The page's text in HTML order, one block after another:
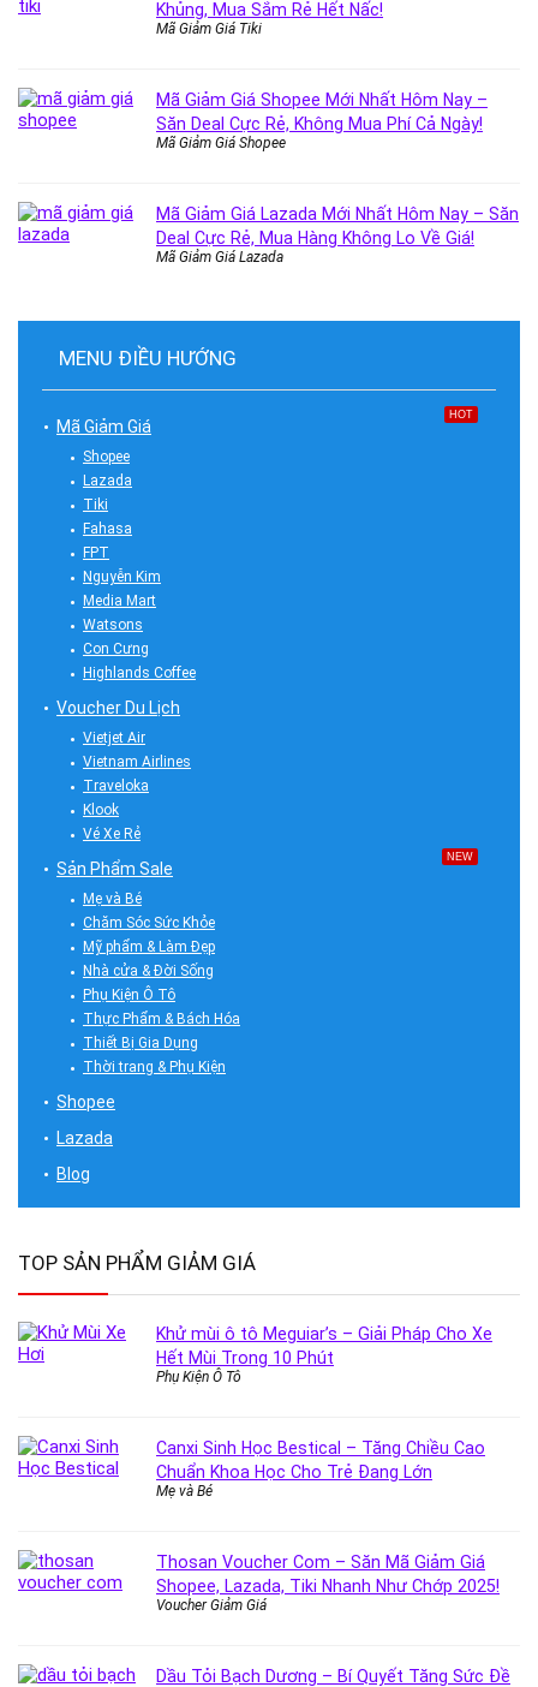
Khủng, Mua Sắm Rẻ Hết Nấc!
Mã Giảm Giá Tiki
Mã Giảm Giá Shopee Mới Nhất Hôm Nay –
Săn Deal Cực Rẻ, Không Mua Phí Cả Ngày!
Mã Giảm Giá Shopee
Mã Giảm Giá Lazada Mới Nhất Hôm Nay – Săn
Deal Cực Rẻ, Mua Hàng Không Lo Về Giá!
Mã Giảm Giá Lazada
MENU ĐIỀU HƯỚNG
Mã Giảm Giá
HOT
Shopee
Lazada
Tiki
Fahasa
FPT
Nguyễn Kim
Media Mart
Watsons
Con Cưng
Highlands Coffee
Voucher Du Lịch
Vietjet Air
Vietnam Airlines
Traveloka
Klook
Vé Xe Rẻ
Sản Phẩm Sale
NEW
Mẹ và Bé
Chăm Sóc Sức Khỏe
Mỹ phẩm & Làm Đẹp
Nhà cửa & Đời Sống
Phụ Kiện Ô Tô
Thực Phẩm & Bách Hóa
Thiết Bị Gia Dụng
Thời trang & Phụ Kiện
Shopee
Lazada
Blog
TOP SẢN PHẨM GIẢM GIÁ
Khử mùi ô tô Meguiar’s – Giải Pháp Cho Xe
Hết Mùi Trong 10 Phút
Phụ Kiện Ô Tô
Canxi Sinh Học Bestical – Tăng Chiều Cao
Chuẩn Khoa Học Cho Trẻ Đang Lớn
Mẹ và Bé
Thosan Voucher Com – Săn Mã Giảm Giá
Shopee, Lazada, Tiki Nhanh Như Chớp 2025!
Voucher Giảm Giá
Dầu Tỏi Bạch Dương – Bí Quyết Tăng Sức Đề